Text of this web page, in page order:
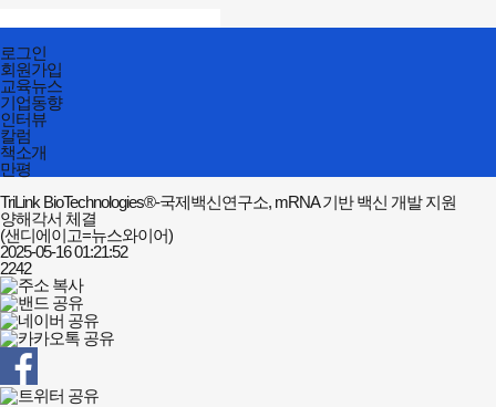
열기/
닫기
검색
전체메뉴
닫기
로그인
회원가입
교육뉴스
기업동향
인터뷰
칼럼
책소개
만평
TriLink BioTechnologies®-국제백신연구소, mRNA 기반 백신 개발 지원
양해각서 체결
(샌디에이고=뉴스와이어)
2025-05-16 01:21:52
2242